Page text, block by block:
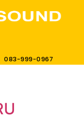
083-999-0967